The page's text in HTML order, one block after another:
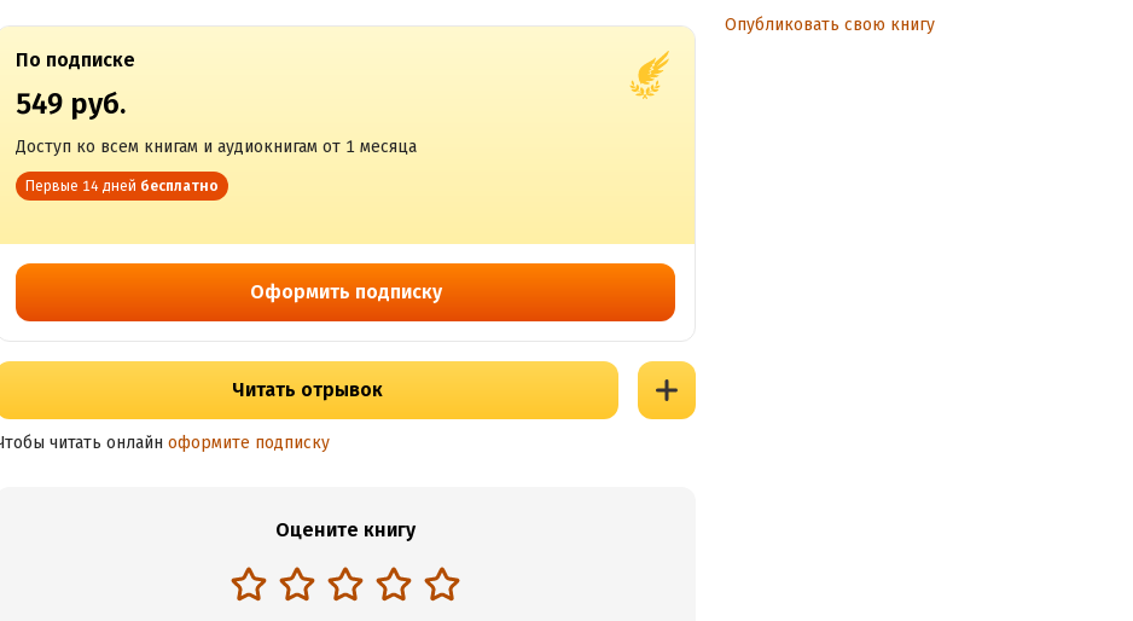
По подписке
549 руб.
Доступ ко всем книгам и аудиокнигам от 1 месяца
Первые 14 дней бесплатно
Оформить подписку
Читать отрывок
читать онлайн оформите подписку
Оцените книгу
Опубликовать свою книгу